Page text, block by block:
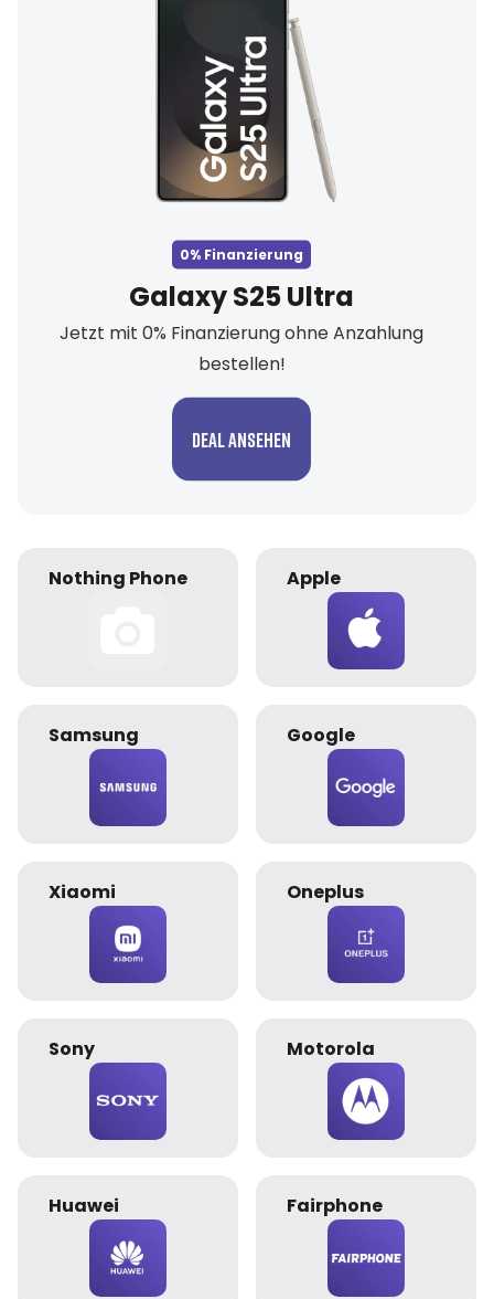
0% Finanzierung
Galaxy S25 Ultra
Jetzt mit 0% Finanzierung ohne Anzahlung
bestellen!
Deal ansehen
Nothing Phone Apple
Samsung Google
Xiaomi Oneplus
Sony Motorola
Huawei Fairphone